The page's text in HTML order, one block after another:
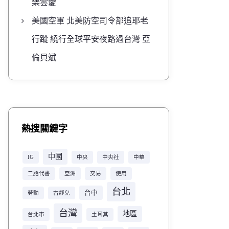
樂雲愛
美國空軍 北美防空司令部追耶老
行蹤 繞行全球平安夜路過台灣 亞
倫貝斌
熱搜關鍵字
IG 中國 中央 中央社 中華
二胎代書 亞洲 交易 使用
勞動 古靜兒 台中 台北
台北市 台灣 土耳其 地區